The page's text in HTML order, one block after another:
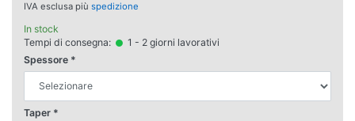
IVA esclusa più spedizione
In stock
Tempi di consegna:
1 - 2 giorni lavorativi
Spessore
Taper